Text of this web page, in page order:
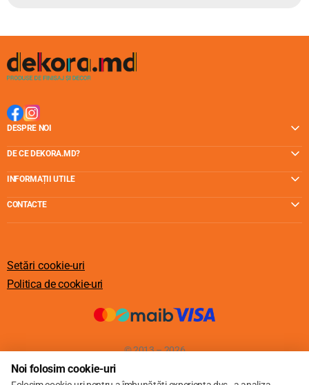
DESPRE NOI
DE CE DEKORA.MD?
INFORMAȚII UTILE
CONTACTE
Setări cookie-uri
Politica de cookie-uri
© 2013 – 2026
Noi folosim cookie-uri